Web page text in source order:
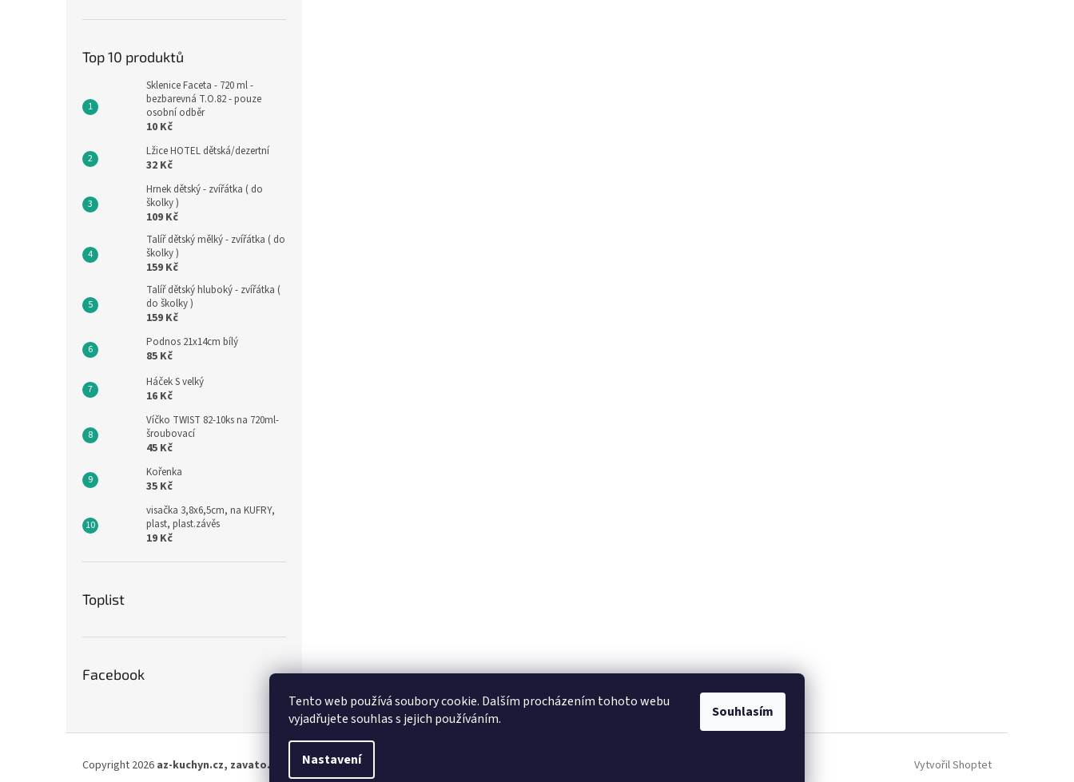
Tento web používá soubory cookie. Dalším procházením tohoto webu
vyjadřujete souhlas s jejich používáním.
Nastavení
Souhlasím
Top 10 produktů
Sklenice Faceta - 720 ml -
bezbarevná T.O.82 - pouze
osobní odběr
10 Kč
Lžice HOTEL dětská/dezertní
32 Kč
Hrnek dětský - zvířátka ( do
školky )
109 Kč
Talíř dětský mělký - zvířátka ( do
školky )
159 Kč
Talíř dětský hluboký - zvířátka (
do školky )
159 Kč
Podnos 21x14cm bílý
85 Kč
Háček S velký
16 Kč
Víčko TWIST 82-10ks na 720ml-
šroubovací
45 Kč
Kořenka
35 Kč
visačka 3,8x6,5cm, na KUFRY,
plast, plast.závěs
19 Kč
Toplist
Facebook
Vytvořil Shoptet
Copyright 2026 az-kuchyn.cz, zavato.cz . Všechna práva vyhrazena.